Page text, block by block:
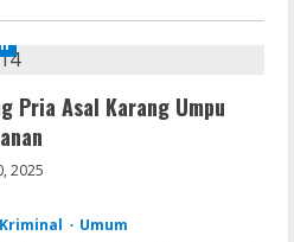
7, 2026
Acme 2026 Pre-DVDRip
Pria Asal Karang Umpu
2025
Umum